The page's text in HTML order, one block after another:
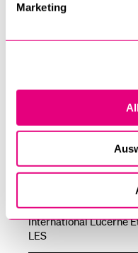
Marketing
Staff
ISE-Lectures Series
Hans Kueng -
International Lucerne
LES